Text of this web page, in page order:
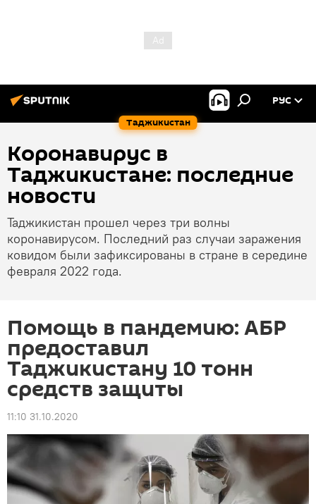
Таджикистан
РУС
Коронавирус в
Таджикистане: последние
новости
Таджикистан прошел через три волны
коронавирусом. Последний раз случаи заражения
ковидом были зафиксированы в стране в середине
февраля 2022 года.
Помощь в пандемию: АБР
предоставил
Таджикистану 10 тонн
средств защиты
11:10 31.10.2020